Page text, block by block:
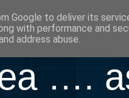
….
Google to deliver its
with performance and
address abuse.